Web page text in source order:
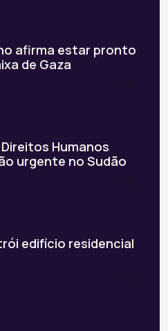
afirma estar pronto
de Gaza
Humanos
urgente no Sudão
edifício residencial